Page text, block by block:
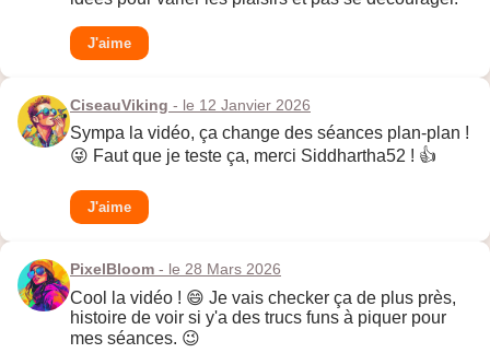
J'aime
CiseauViking - le 12 Janvier 2026
Sympa la vidéo, ça change des séances plan-plan !
😜 Faut que je teste ça, merci Siddhartha52 ! 👍
J'aime
PixelBloom - le 28 Mars 2026
Cool la vidéo ! 😄 Je vais checker ça de plus près,
histoire de voir si y'a des trucs funs à piquer pour
mes séances. 😉